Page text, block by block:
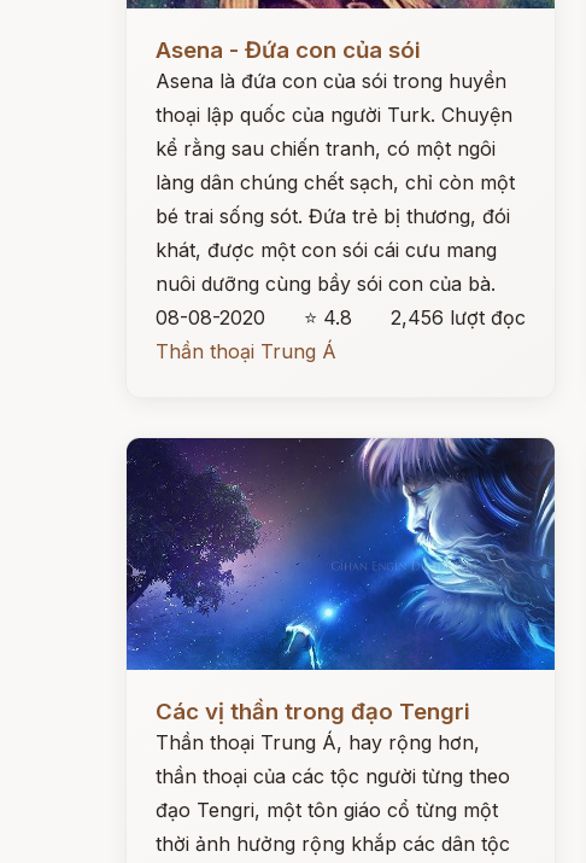
Asena - Đứa con của sói
Asena là đứa con của sói trong huyền
thoại lập quốc của người Turk. Chuyện
kể rằng sau chiến tranh, có một ngôi
làng dân chúng chết sạch, chỉ còn một
bé trai sống sót. Đứa trẻ bị thương, đói
khát, được một con sói cái cưu mang
nuôi dưỡng cùng bầy sói con của bà.
08-08-2020
⭐ 4.8
2,456 lượt đọc
Thần thoại Trung Á
Các vị thần trong đạo Tengri
Thần thoại Trung Á, hay rộng hơn,
thần thoại của các tộc người từng theo
đạo Tengri, một tôn giáo cổ từng một
thời ảnh hưởng rộng khắp các dân tộc